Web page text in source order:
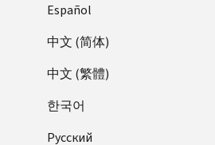
Español
中文 (简体)
中文 (繁體)
한국어
Pусский